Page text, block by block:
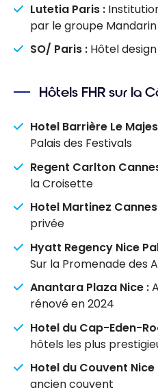
Lutetia Paris :
par le groupe
SO/ Paris : Hôtel
Hôtels FHR sur la
Hotel Barrière Le
Palais des Festivals
Regent Carlton
la Croisette
Hotel Martinez
privée
Hyatt Regency Nice
Sur la Promenade des
Anantara Plaza Nice :
rénové en 2024
Hotel du Cap-Eden-
hôtels les plus
Hotel du Couvent Nice
ancien couvent